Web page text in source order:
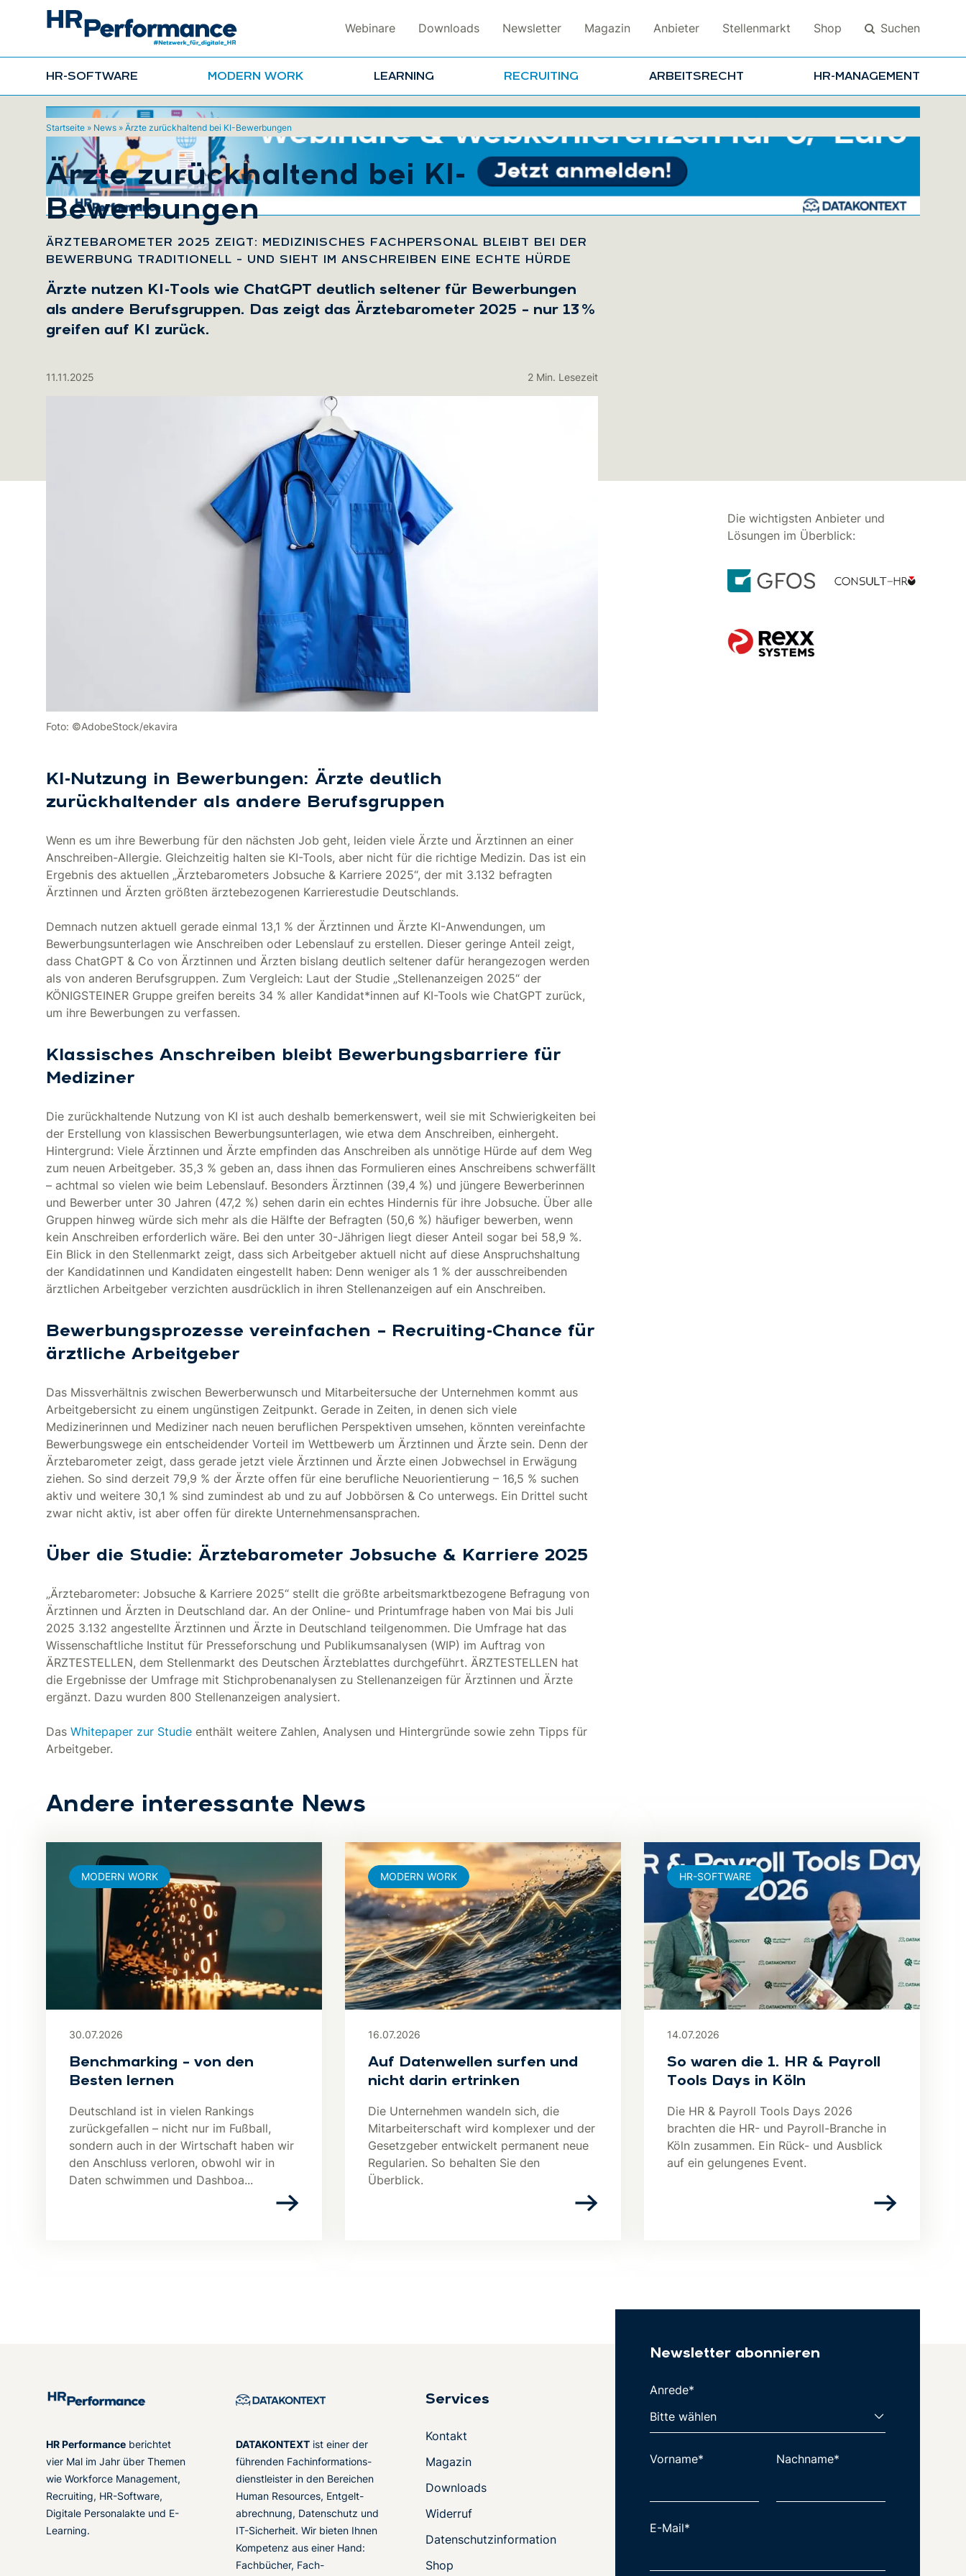
Webinare Downloads Newsletter Magazin Anbieter Stellenmarkt Shop Suchen
HR-SOFTWARE MODERN WORK LEARNING RECRUITING ARBEITSRECHT HR-MANAGEMENT
Startseite » News » Ärzte zurückhaltend bei KI-Bewerbungen
Ärzte zurückhaltend bei KI-
Bewerbungen:
ÄRZTEBAROMETER 2025 ZEIGT: MEDIZINISCHES FACHPERSONAL BLEIBT BEI DER
BEWERBUNG TRADITIONELL – UND SIEHT IM ANSCHREIBEN EINE ECHTE HÜRDE
Ärzte nutzen KI-Tools wie ChatGPT deutlich seltener für Bewerbungen
als andere Berufsgruppen. Das zeigt das Ärztebarometer 2025 – nur 13 %
greifen auf KI zurück.
11.11.2025 2 Min. Lesezeit
Foto: ©AdobeStock/ekavira
KI-Nutzung in Bewerbungen: Ärzte deutlich
zurückhaltender als andere Berufsgruppen
Wenn es um ihre Bewerbung für den nächsten Job geht, leiden viele Ärzte und Ärztinnen an einer
Anschreiben-Allergie. Gleichzeitig halten sie KI-Tools, aber nicht für die richtige Medizin. Das ist ein
Ergebnis des aktuellen „Ärztebarometers Jobsuche & Karriere 2025“, der mit 3.132 befragten
Ärztinnen und Ärzten größten ärztebezogenen Karrierestudie Deutschlands.
Demnach nutzen aktuell gerade einmal 13,1 % der Ärztinnen und Ärzte KI-Anwendungen, um
Bewerbungsunterlagen wie Anschreiben oder Lebenslauf zu erstellen. Dieser geringe Anteil zeigt,
dass ChatGPT & Co von Ärztinnen und Ärzten bislang deutlich seltener dafür herangezogen werden
als von anderen Berufsgruppen. Zum Vergleich: Laut der Studie „Stellenanzeigen 2025“ der
KÖNIGSTEINER Gruppe greifen bereits 34 % aller Kandidat*innen auf KI-Tools wie ChatGPT zurück,
um ihre Bewerbungen zu verfassen.
Klassisches Anschreiben bleibt Bewerbungsbarriere für
Mediziner
Die zurückhaltende Nutzung von KI ist auch deshalb bemerkenswert, weil sie mit Schwierigkeiten bei
der Erstellung von klassischen Bewerbungsunterlagen, wie etwa dem Anschreiben, einhergeht.
Hintergrund: Viele Ärztinnen und Ärzte empfinden das Anschreiben als unnötige Hürde auf dem Weg
zum neuen Arbeitgeber. 35,3 % geben an, dass ihnen das Formulieren eines Anschreibens schwerfällt
– achtmal so vielen wie beim Lebenslauf. Besonders Ärztinnen (39,4 %) und jüngere Bewerberinnen
und Bewerber unter 30 Jahren (47,2 %) sehen darin ein echtes Hindernis für ihre Jobsuche. Über alle
Gruppen hinweg würde sich mehr als die Hälfte der Befragten (50,6 %) häufiger bewerben, wenn
kein Anschreiben erforderlich wäre. Bei den unter 30-Jährigen liegt dieser Anteil sogar bei 58,9 %.
Ein Blick in den Stellenmarkt zeigt, dass sich Arbeitgeber aktuell nicht auf diese Anspruchshaltung
der Kandidatinnen und Kandidaten eingestellt haben: Denn weniger als 1 % der ausschreibenden
ärztlichen Arbeitgeber verzichten ausdrücklich in ihren Stellenanzeigen auf ein Anschreiben.
Bewerbungsprozesse vereinfachen – Recruiting-Chance für
ärztliche Arbeitgeber
Das Missverhältnis zwischen Bewerberwunsch und Mitarbeitersuche der Unternehmen kommt aus
Arbeitgebersicht zu einem ungünstigen Zeitpunkt. Gerade in Zeiten, in denen sich viele
Medizinerinnen und Mediziner nach neuen beruflichen Perspektiven umsehen, könnten vereinfachte
Bewerbungswege ein entscheidender Vorteil im Wettbewerb um Ärztinnen und Ärzte sein. Denn der
Ärztebarometer zeigt, dass gerade jetzt viele Ärztinnen und Ärzte einen Jobwechsel in Erwägung
ziehen. So sind derzeit 79,9 % der Ärzte offen für eine berufliche Neuorientierung – 16,5 % suchen
aktiv und weitere 30,1 % sind zumindest ab und zu auf Jobbörsen & Co unterwegs. Ein Drittel sucht
zwar nicht aktiv, ist aber offen für direkte Unternehmensansprachen.
Über die Studie: Ärztebarometer Jobsuche & Karriere 2025
„Ärztebarometer: Jobsuche & Karriere 2025“ stellt die größte arbeitsmarktbezogene Befragung von
Ärztinnen und Ärzten in Deutschland dar. An der Online- und Printumfrage haben von Mai bis Juli
2025 3.132 angestellte Ärztinnen und Ärzte in Deutschland teilgenommen. Die Umfrage hat das
Wissenschaftliche Institut für Presseforschung und Publikumsanalysen (WIP) im Auftrag von
ÄRZTESTELLEN, dem Stellenmarkt des Deutschen Ärzteblattes durchgeführt. ÄRZTESTELLEN hat
die Ergebnisse der Umfrage mit Stichprobenanalysen zu Stellenanzeigen für Ärztinnen und Ärzte
ergänzt. Dazu wurden 800 Stellenanzeigen analysiert.
Das Whitepaper zur Studie enthält weitere Zahlen, Analysen und Hintergründe sowie zehn Tipps für
Arbeitgeber.
Die wichtigsten Anbieter und
Lösungen im Überblick:
Andere interessante News
30.07.2026
Benchmarking – von den
Besten lernen
Deutschland ist in vielen Rankings
zurückgefallen – nicht nur im Fußball,
sondern auch in der Wirtschaft haben wir
den Anschluss verloren, obwohl wir in
Daten schwimmen und Dashboa...
MODERN WORK
16.07.2026
Auf Datenwellen surfen und
nicht darin ertrinken
Die Unternehmen wandeln sich, die
Mitarbeiterschaft wird komplexer und der
Gesetzgeber entwickelt permanent neue
Regularien. So behalten Sie den
Überblick.
MODERN WORK
14.07.2026
So waren die 1. HR & Payroll
Tools Days in Köln
Die HR & Payroll Tools Days 2026
brachten die HR- und Payroll-Branche in
Köln zusammen. Ein Rück- und Ausblick
auf ein gelungenes Event.
HR-SOFTWARE
HR Performance berichtet
vier Mal im Jahr über Themen
wie Workforce Management,
Recruiting, HR-Software,
Digitale Personalakte und E-
Learning.
DATAKONTEXT ist einer der
führenden Fachinformations-
dienstleister in den Bereichen
Human Resources, Entgelt-
abrechnung, Datenschutz und
IT-Sicherheit. Wir bieten Ihnen
Kompetenz aus einer Hand:
Fachbücher, Fach-
Services
Kontakt
Magazin
Downloads
Widerruf
Datenschutzinformation
Shop
Newsletter abonnieren
Anrede*
Vorname* Nachname*
E-Mail*